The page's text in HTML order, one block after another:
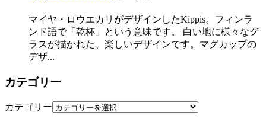
マイヤ・ロウエカリがデザインしたKippis。フィンラ
ンド語で「乾杯」という意味です。 白い地に様々なグ
ラスが描かれた、楽しいデザインです。マグカップの
デザ...
カテゴリー
カテゴリー